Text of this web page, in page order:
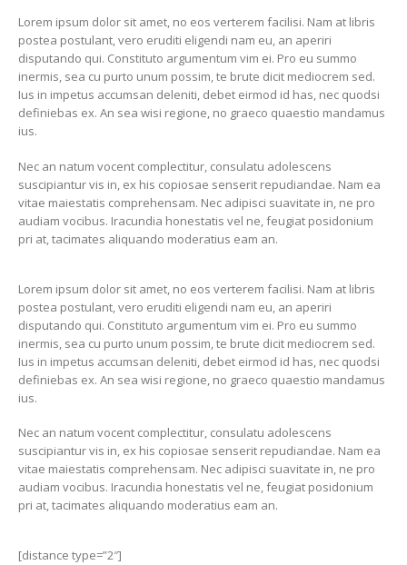
Lorem ipsum dolor sit amet, no eos verterem facilisi. Nam at libris
postea postulant, vero eruditi eligendi nam eu, an aperiri
disputando qui. Constituto argumentum vim ei. Pro eu summo
inermis, sea cu purto unum possim, te brute dicit mediocrem sed.
Ius in impetus accumsan deleniti, debet eirmod id has, nec quodsi
definiebas ex. An sea wisi regione, no graeco quaestio mandamus
ius.
Nec an natum vocent complectitur, consulatu adolescens
suscipiantur vis in, ex his copiosae senserit repudiandae. Nam ea
vitae maiestatis comprehensam. Nec adipisci suavitate in, ne pro
audiam vocibus. Iracundia honestatis vel ne, feugiat posidonium
pri at, tacimates aliquando moderatius eam an.
Lorem ipsum dolor sit amet, no eos verterem facilisi. Nam at libris
postea postulant, vero eruditi eligendi nam eu, an aperiri
disputando qui. Constituto argumentum vim ei. Pro eu summo
inermis, sea cu purto unum possim, te brute dicit mediocrem sed.
Ius in impetus accumsan deleniti, debet eirmod id has, nec quodsi
definiebas ex. An sea wisi regione, no graeco quaestio mandamus
ius.
Nec an natum vocent complectitur, consulatu adolescens
suscipiantur vis in, ex his copiosae senserit repudiandae. Nam ea
vitae maiestatis comprehensam. Nec adipisci suavitate in, ne pro
audiam vocibus. Iracundia honestatis vel ne, feugiat posidonium
pri at, tacimates aliquando moderatius eam an.
[distance type=”2″]